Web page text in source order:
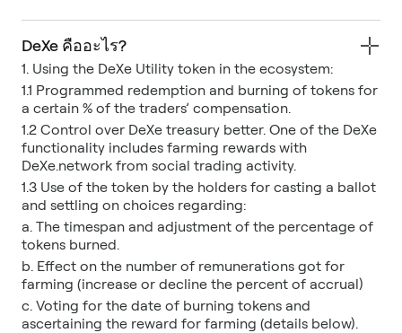
DeXe คืออะไร?
1. Using the DeXe Utility token in the ecosystem:
1.1 Programmed redemption and burning of tokens for
a certain % of the traders’ compensation.
1.2 Control over DeXe treasury better. One of the DeXe
functionality includes farming rewards with
DeXe.network from social trading activity.
1.3 Use of the token by the holders for casting a ballot
and settling on choices regarding:
a. The timespan and adjustment of the percentage of
tokens burned.
b. Effect on the number of remunerations got for
farming (increase or decline the percent of accrual)
c. Voting for the date of burning tokens and
ascertaining the reward for farming (details below).